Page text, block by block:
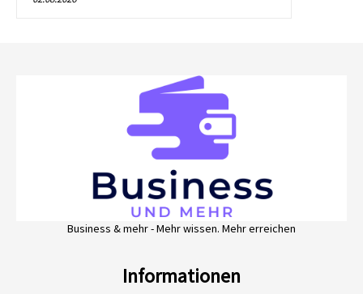
Business & mehr - Mehr wissen. Mehr erreichen
Informationen